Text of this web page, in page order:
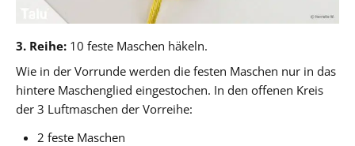
3. Reihe: 10 feste Maschen häkeln.
Wie in der Vorrunde werden die festen Maschen nur in das
hintere Maschenglied eingestochen. In den offenen Kreis
der 3 Luftmaschen der Vorreihe:
2 feste Maschen